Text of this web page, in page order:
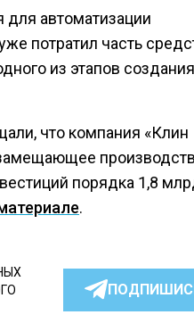
для автоматизации
потратил часть
из этапов создания
что компания «Клин
порядка 1,8
.